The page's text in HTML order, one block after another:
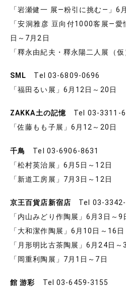
「岩瀬健一 展―粉引に挑む―」6
「安洞雅彦 豆向付1000客展―
日～7月2日
「釋永由紀夫・釋永陽二人展（
SML Tel 03-6809-0696
「福田るい展」6月12日～20日
ZAKKA土の記憶 Tel 03-3311-
「佐藤もも子展」6月12～20日
千鳥
Tel 03-6906-8631
「松村英治展」6月5日～12日
「新道工房展」7月3日～12日
京王百貨店新宿店 Tel 03-3342-
「内山みどり作陶展」6月3日～9
「大和潔作陶展」6月10日～16日
「月形明比古茶陶展」6月24日～
「岡重利陶展」7月1日～7日
館 游彩 Tel 03-6459-3155